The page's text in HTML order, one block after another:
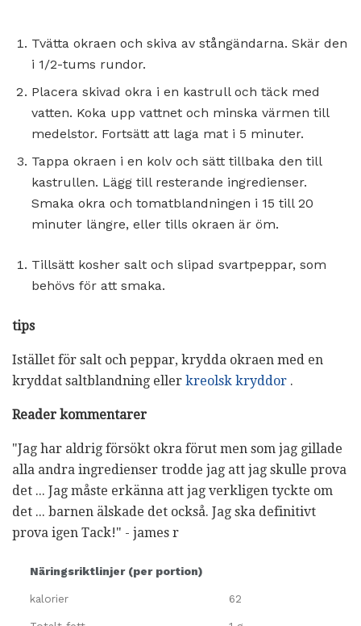
Tvätta okraen och skiva av stångändarna. Skär den
i 1/2-tums rundor.
Placera skivad okra i en kastrull och täck med
vatten. Koka upp vattnet och minska värmen till
medelstor. Fortsätt att laga mat i 5 minuter.
Tappa okraen i en kolv och sätt tillbaka den till
kastrullen. Lägg till resterande ingredienser.
Smaka okra och tomatblandningen i 15 till 20
minuter längre, eller tills okraen är öm.
Tillsätt kosher salt och slipad svartpeppar, som
behövs för att smaka.
tips
Istället för salt och peppar, krydda okraen med en
kryddat saltblandning eller kreolsk kryddor .
Reader kommentarer
"Jag har aldrig försökt okra förut men som jag gillade
alla andra ingredienser trodde jag att jag skulle prova
det ... Jag måste erkänna att jag verkligen tyckte om
det ... barnen älskade det också. Jag ska definitivt
prova igen Tack!" - james r
Näringsriktlinjer (per portion)
kalorier 62